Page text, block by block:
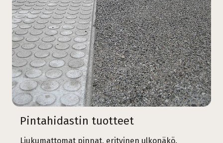
Pintahidastin tuotteet
Liukumattomat pinnat, erityinen ulkonäkö.